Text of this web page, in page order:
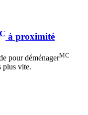
à proximité
pour déménagerMC
plus vite.